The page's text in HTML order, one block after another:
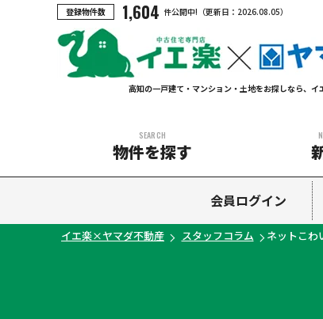
登録物件数 1,604 件公開中! （更新日： 2026.08.05）
高知の一戸建て・マンション・土地をお探しなら、
SEARCH
物件を探す
中古一戸建て
中古マンション
土地
新築一戸建て
会員ログイン
イエ楽×ヤマダ不動産 スタッフコラム ネットこわ